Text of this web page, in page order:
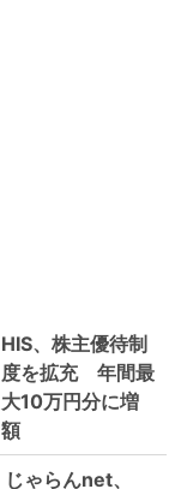
HIS、株主優待制
度を拡充 年間最
大10万円分に増
額
じゃらんnet、